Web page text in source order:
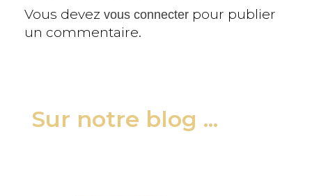
Vous devez vous connecter pour publier
un commentaire.
Sur notre blog ...